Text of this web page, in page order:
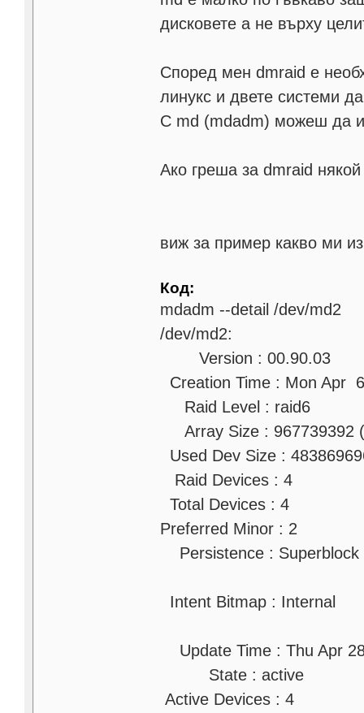
дисковете а не върху
Според мен dmraid е
линукс и двете системи
С md (mdadm) можеш да
Ако греша за dmraid
виж за пример какво ми
Код:
mdadm --detail /dev/md2
/dev/md2:
Version : 00.90.03
Creation Time : Mon Apr
Raid Level : raid6
Array Size : 967739392
Used Dev Size :
Raid Devices : 4
Total Devices : 4
Preferred Minor : 2
Persistence : Superblock
Intent Bitmap : Internal
Update Time : Thu Apr
State : active
Active Devices : 4